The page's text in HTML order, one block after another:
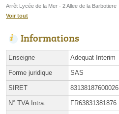
Arrêt Lycée de la Mer - 2 Allee de la Barbotiere
Voir tout
Informations
Enseigne Adequat Interim
Forme juridique SAS
SIRET 83138187600026
N° TVA Intra. FR63831381876